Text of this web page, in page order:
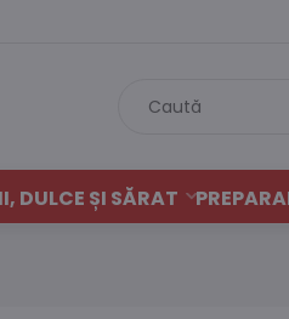
DULCE ȘI SĂRAT